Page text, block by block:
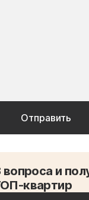
и
квартир